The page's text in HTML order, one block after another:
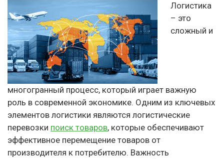
Логистика
– это
сложный и
многогранный процесс, который играет важную
роль в современной экономике. Одним из ключевых
элементов логистики являются логистические
перевозки поиск товаров, которые обеспечивают
эффективное перемещение товаров от
производителя к потребителю. Важность